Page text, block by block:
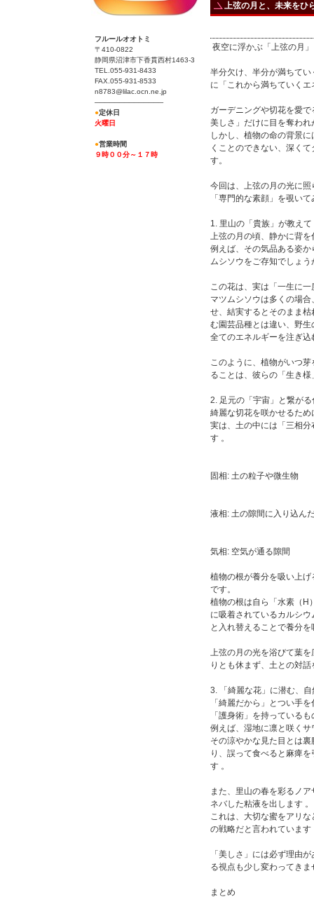
フルールオオトミ
〒410-0822
静岡県沼津市下香貫西村1463-3
TEL.055-931-8433
FAX.055-931-8533
n8783@lilac.ocn.ne.jp
──────────────
●定休日
火曜日
●営業時間
９時００分～１７時
上弦の月と、未来をひ
夜空に浮かぶ「上弦の月
半分欠け、半分が満ちて
に「これから満ちていく
ガーデニングや切花を愛
美しさ」だけに目を奪われ
しかし、植物の命の背景
くことのできない、深く
す。
今回は、上弦の月の光に
「専門的な素顔」を覗い
1. 里山の「貴族」が教え
上弦の月の頃、静かに背
例えば、その気品ある姿
ムシソウをご存知でしょう
この花は、実は「一生に
マツムシソウは多くの場
せ、結実するとそのまま
む園芸品種とは違い、野
全てのエネルギーを注ぎ込
このように、植物がいつ
ることは、彼らの「生き
2. 足元の「宇宙」と繋が
綺麗な切花を咲かせるた
実は、土の中には「三相
す 。
固相: 土の粒子や微生物
液相: 土の隙間に入り込ん
気相: 空気が通る隙間
植物の根が養分を吸い上
です。
植物の根は自ら「水素（H
に吸着されているカルシ
と入れ替えることで養分
上弦の月の光を浴びて葉
りとも休まず、土との対
3. 「綺麗な花」に潜む、
「綺麗だから」とつい手
「護身術」を持っている
例えば、湿地に凛と咲くサ
その涼やかな見た目とは
り、誤って食べると麻痺
す 。
また、里山の春を彩るノ
ネバした粘液を出します 。
これは、大切な蜜をアリ
の戦略だと言われています
「美しさ」には必ず理由
る視点も少し変わってきま
まとめ